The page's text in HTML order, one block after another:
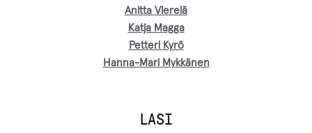
Anitta Vierelä
Katja Magga
Petteri Kyrö
Hanna-Mari Mykkänen
LASI